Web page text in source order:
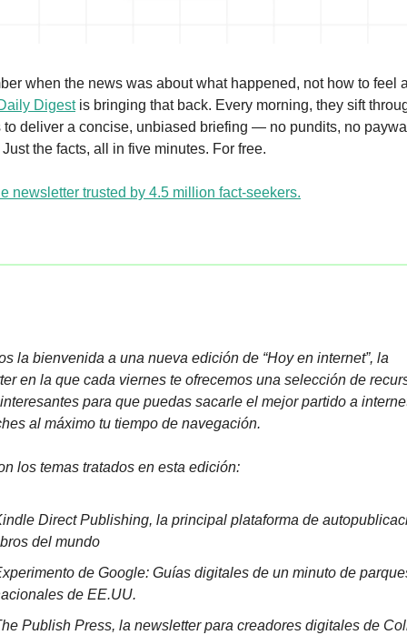
Digest is bringing that back. Every morning, they sift
to deliver a concise, unbiased briefing — no pundits, no
the facts, all in five minutes. For free.
newsletter trusted by 4.5 million fact-seekers.
la bienvenida a una nueva edición de “Hoy en internet”, la
en la que cada viernes te ofrecemos una selección de
para que puedas sacarle el mejor partido a
al máximo tu tiempo de navegación.
los temas tratados en esta edición:
Direct Publishing, la principal plataforma de
del mundo
de Google: Guías digitales de un minuto de
de EE.UU.
Publish Press, la newsletter para creadores digitales de